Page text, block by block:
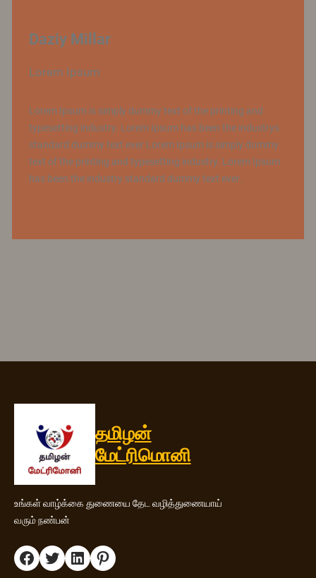
Daziy Millar
Lorem Ipsum
Lorem Ipsum is simply dummy text of the printing and
typesetting industry. Lorem Ipsum has been the industrys
standard dummy text ever Lorem Ipsum is simply dummy
text of the printing and typesetting industry. Lorem Ipsum
has been the industry standard dummy text ever.
தமிழன்
மேட்ரிமொனி
உங்கள் வாழ்க்கை துணையை தேட வழித்துணையாய்
வரும் நண்பன்
Facebook Twitter LinkedIn Pinterest